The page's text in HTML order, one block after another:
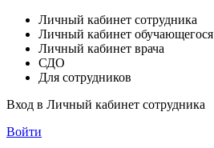
Личный кабинет сотрудника
Личный кабинет обучающегося
Личный кабинет врача
СДО
Для сотрудников
Вход в Личный кабинет сотрудника
Войти